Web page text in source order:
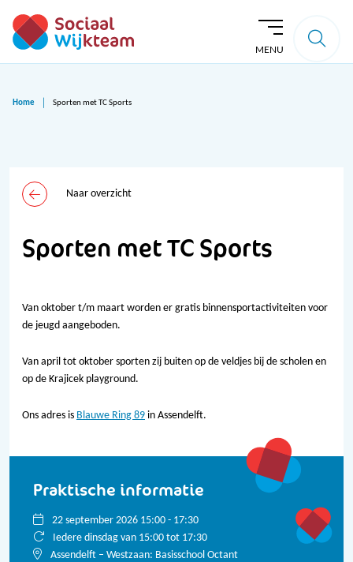
MENU
Home Sporten met TC Sports
Naar overzicht
Sporten met TC Sports
Van oktober t/m maart worden er gratis binnensportactiviteiten voor
de jeugd aangeboden.
Van april tot oktober sporten zij buiten op de veldjes bij de scholen en
op de Krajicek playground.
Ons adres is Blauwe Ring 89 in Assendelft.
Praktische informatie
22 september 2026 15:00 - 17:30
Iedere dinsdag van 15:00 tot 17:30
Assendelft – Westzaan: Basisschool Octant